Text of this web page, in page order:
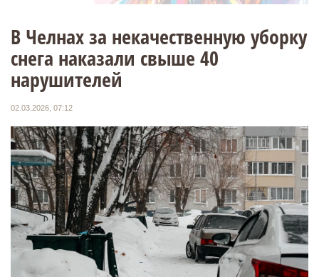
В Челнах за некачественную уборку
снега наказали свыше 40
нарушителей
02.03.2026, 07:12